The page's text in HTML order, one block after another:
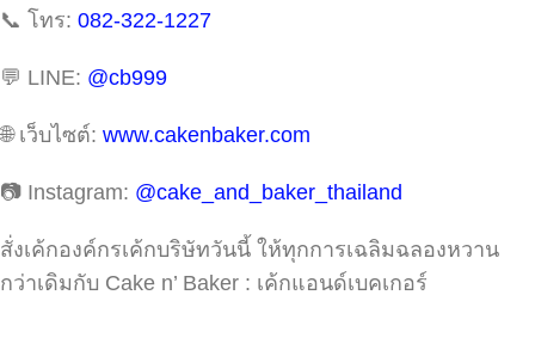
📞 โทร: 082-322-1227
💬 LINE: @cb999
🌐 เว็บไซต์: www.cakenbaker.com
📷 Instagram: @cake_and_baker_thailand
สั่งเค้กองค์กรเค้กบริษัทวันนี้ ให้ทุกการเฉลิมฉลองหวาน
กว่าเดิมกับ Cake n’ Baker : เค้กแอนด์เบคเกอร์